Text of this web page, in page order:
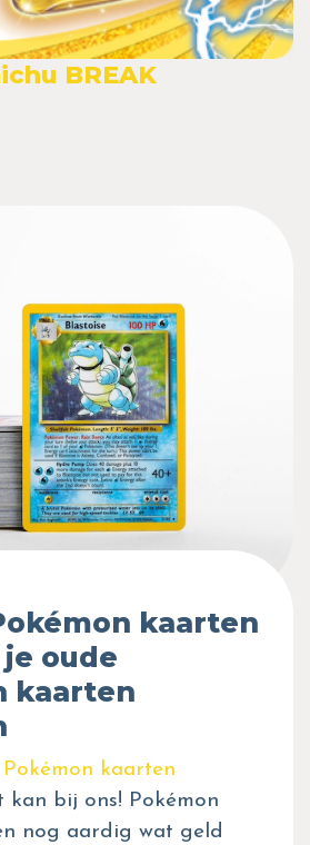
BREAK
kaarten
oude
kaarten
Pokémon kaarten
kan bij ons! Pokémon
nog aardig wat geld